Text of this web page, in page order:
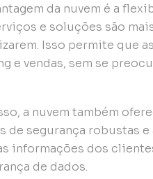
da nuvem é a
e soluções são
Isso permite que
e vendas, sem se
a nuvem também
de segurança robustas
informações dos
de dados.